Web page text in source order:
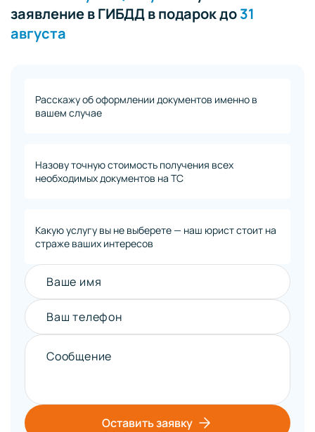
заявление в ГИБДД в подарок до31
августа
Расскажу об оформлении документов именно в
вашем случае
Назову точную стоимость получения всех
необходимых документов на ТС
Какую услугу вы не выберете — наш юрист стоит на
страже ваших интересов
Ваше имя
Ваш телефон
Сообщение
Оставить заявку